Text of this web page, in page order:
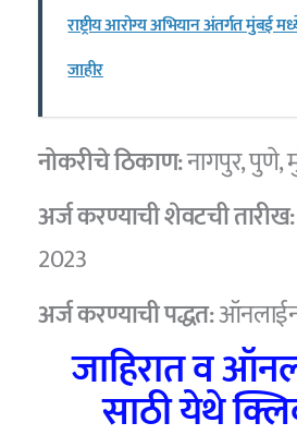
राष्ट्रीय आरोग्य अभियान अंतर्गत मुंबई
जाहीर
नोकरीचे ठिकाण:नागपुर, पुणे,
अर्ज करण्याची शेवटची तारीख:
2023
अर्ज करण्याची पद्धत:
जाहिरात व
साठी येथे